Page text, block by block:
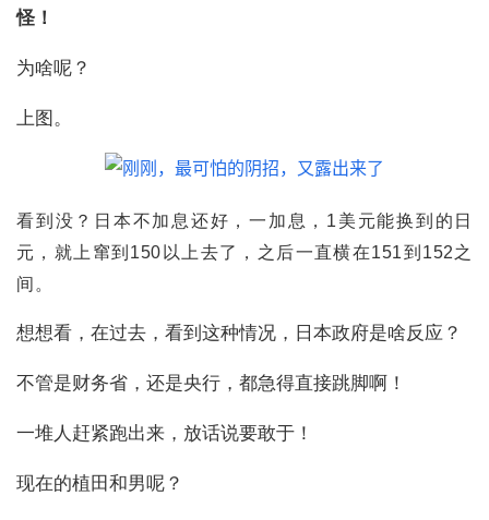
怪！
为啥呢？
上图。
看到没？日本不加息还好，一加息， 1 美元能换到的日
元，就上窜到 150 以上去了，之后一直横在151到152之
间。
想想看，在过去，看到这种情况，日本政府是啥反应？
不管是财务省，还是央行，都急得直接跳脚啊！
一堆人赶紧跑出来，放话说要敢于！
现在的植田和男呢？